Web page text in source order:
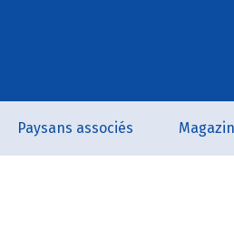
Paysans associés